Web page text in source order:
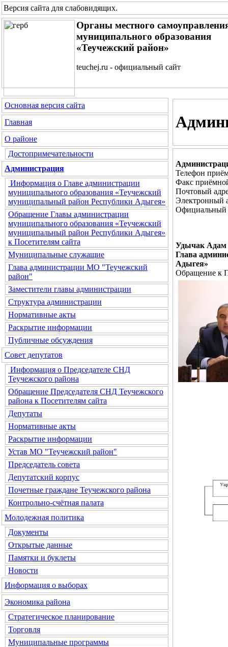
Версия сайта для слабовидящих.
Органы местного
муниципального образования
«Теучежский район»
teuchej.ru - официальный сайт
Основная версия сайта
Главная
О районе
Достопримечательности
Администрация
Информация о Главе администрации
муниципального образования «Теучежский
муниципальный район Республики Адыгея»
Обращение Главы администрации
муниципального образования «Теучежский
муниципальный район Республики Адыгея»
к Посетителям сайта
Муниципальные служащие
Глава администрации МО "Теучежский
район"
Заместители главы администрации
Структура администрации
Нормативные акты
Раскрытие информации
Публичные обсуждения
Совет депутатов
Информация о Председателе СНД
Теучежского района
Обращение Председателя СНД Теучежского
района к Посетителям сайта
Депутаты
Нормативные акты
Раскрытие информации
Устав МО "Теучежский район"
Председатель совета
Депутатский корпус
Почетные граждане Теучежского района
Контрольно-счётная палата
Молодежная политика
Документы
Открытые данные
Памятки и буклеты
Новости
Информация о выборах
Экономика района
Стратегическое планирование
Торговля
Муниципальные программы
Телефон
Факс
Почтовый
Электронный
Официальный
Удычак Адам
Глава
Адыгея»
Обращение к